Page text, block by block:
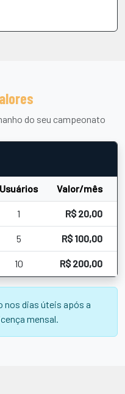
do seu campeonato
Usuários Valor/mês
1 R$ 20,00
5 R$ 100,00
10 R$ 200,00
nos dias úteis após a
mensal.